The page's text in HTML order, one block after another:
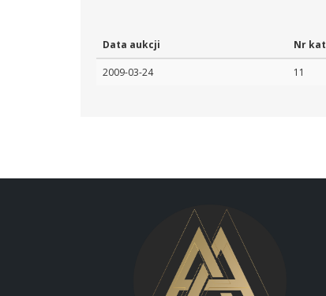
Data aukcji Nr kat
2009-03-24 11